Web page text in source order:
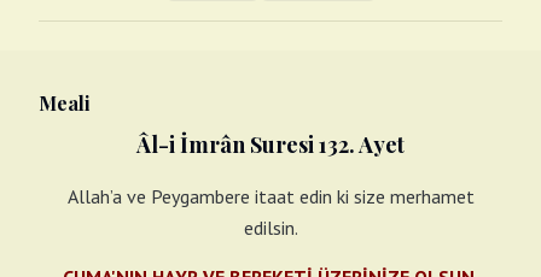
Meali
Âl-i İmrân Suresi 132. Ayet
Allah’a ve Peygambere itaat edin ki size merhamet
edilsin.